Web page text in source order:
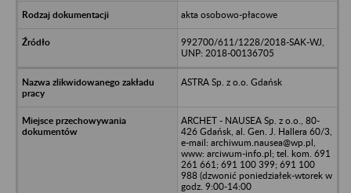
akta osobowo-płacowe
992700/611/1228/2018-SAK-WJ,
UNP: 2018-00136705
ASTRA Sp. z o.o. Gdańsk
ARCHET - NAUSEA Sp. z o.o., 80-
426 Gdańsk, al. Gen. J. Hallera 60/3,
e-mail: archiwum.nausea@wp.pl,
www: arciwum-info.pl; tel. kom. 691
261 661; 691 100 399; 691 100
988 (dzwonić poniedziałek-wtorek w
godz. 9:00-14:00